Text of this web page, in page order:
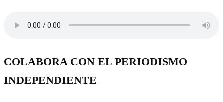
COLABORA CON EL PERIODISMO
INDEPENDIENTE